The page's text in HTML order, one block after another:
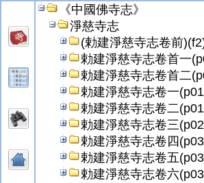
《中國佛寺志》
淨慈寺志
(勅建淨慈寺志卷前
勅建淨慈寺志卷首一
勅建淨慈寺志卷首二
勅建淨慈寺志卷一
勅建淨慈寺志卷二
勅建淨慈寺志卷三
勅建淨慈寺志卷四
勅建淨慈寺志卷五
勅建淨慈寺志卷六